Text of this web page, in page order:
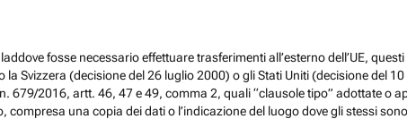
fosse necessario effettuare trasferimenti all’esterno dell’UE,
Svizzera (decisione del 26 luglio 2000) o gli Stati Uniti (decisione del
2016, artt. 46, 47 e 49, comma 2, quali “clausole tipo” adottate o
una copia dei dati o l’indicazione del luogo dove gli stessi